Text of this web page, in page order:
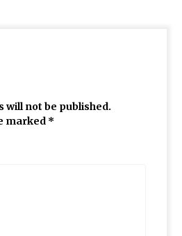
will not be published.
marked *